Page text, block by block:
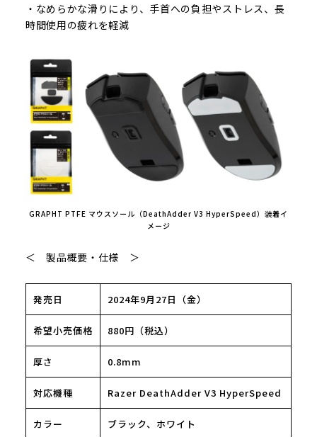
・なめらかな滑りにより、手首への負担やストレス、長
時間使用の疲れを軽減
GRAPHT PTFE マウスソール（DeathAdder V3 HyperSpeed）装着イ
メージ
＜ 製品概要・仕様 ＞
発売日 2024年9月27日（金）
希望小売価格 880円（税込）
厚さ 0.8mm
対応機種 Razer DeathAdder V3 HyperSpeed
カラー ブラック、ホワイト